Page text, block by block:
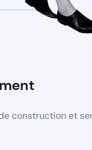
construction et